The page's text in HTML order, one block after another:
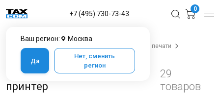
Ваш регион: Москва
Да
Нет, сменить
регион
+7 (495) 730-73-43
0
Оборудование для печати
Оборудование для печати
Термотрансферный
принтер
29
товаров